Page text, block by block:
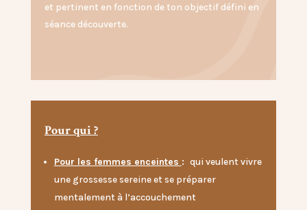
et pertinent en fonction de ton objectif défini en
séance découverte.
Pour qui ?
Pour les femmes enceintes : qui veulent vivre
une grossesse sereine et se préparer
mentalement à l’accouchement